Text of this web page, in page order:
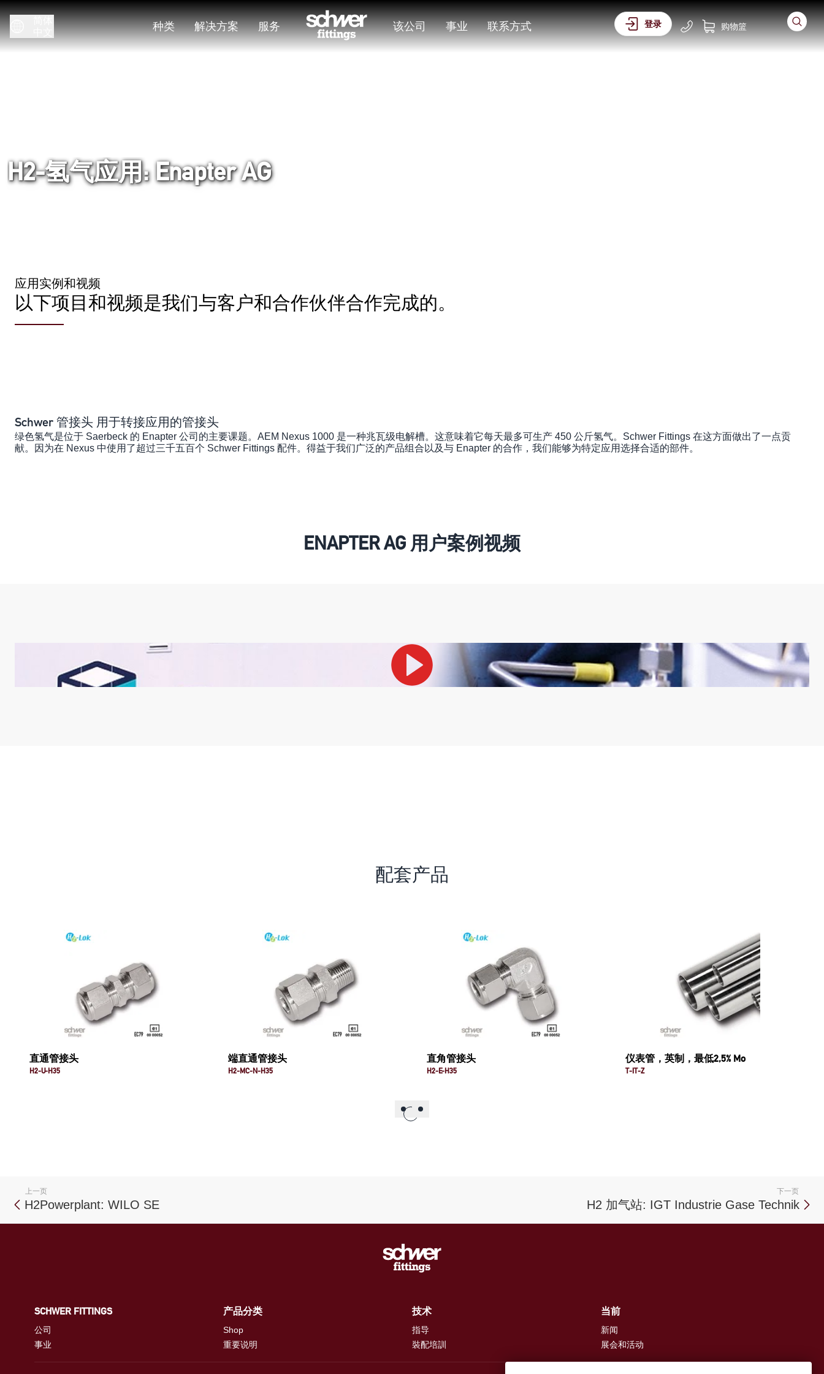
种类 解决方案 服务 该公司 事业 联系方式 登录 购物篮
H2-氢气应用: Enapter AG
应用实例和视频
以下项目和视频是我们与客户和合作伙伴合作完成的。
Schwer 管接头 用于转接应用的管接头
绿色氢气是位于 Saerbeck 的 Enapter 公司的主要课题。AEM Nexus 1000 是一种兆瓦级电解槽。这意味着它每天最多可生产 450 公斤氢气。Schwer Fittings 在这方面做出了一点贡
献。因为在 Nexus 中使用了超过三千五百个 Schwer Fittings 配件。得益于我们广泛的产品组合以及与 Enapter 的合作，我们能够为特定应用选择合适的部件。
ENAPTER AG 用户案例视频
配套产品
直通管接头
H2-U-H35
端直通管接头
H2-MC-N-H35
直角管接头
H2-E-H35
仪表管，英制，最低2,5% Mo
T-IT-Z
上一页
H2Powerplant: WILO SE
下一页
H2 加气站: IGT Industrie Gase Technik
SCHWER FITTINGS
公司
事业
产品分类
Shop
重要说明
技术
指导
裝配培訓
当前
新闻
展会和活动